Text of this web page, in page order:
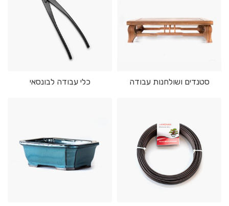
סטנדים ושולחנות עבודה כלי עבודה לבונסאי